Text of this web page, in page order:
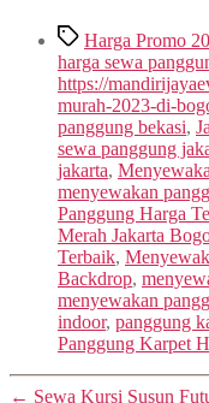
TagsHarga Promo
harga sewa
https://
murah-2023-di-
panggung bekasi,
sewa panggung
jakarta,
menyewakan
Panggung Harga
Merah Jakarta
Terbaik,
Backdrop,
menyewakan
indoor, panggung
Panggung Karpet
← Sewa Kursi Susun